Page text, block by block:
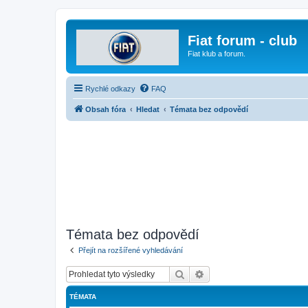
Fiat forum - club
Fiat klub a forum.
Rychlé odkazy FAQ
Obsah fóra Hledat Témata bez odpovědí
Témata bez odpovědí
Přejít na rozšířené vyhledávání
Hledat
TÉMATA